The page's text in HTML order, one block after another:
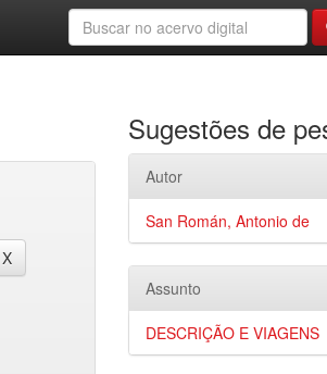
Sugestões de
Autor
San Román, Antonio de
Assunto
DESCRIÇÃO E VIAGENS